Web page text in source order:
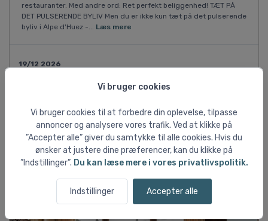
Vi bruger cookies
Vi bruger cookies til at forbedre din oplevelse, tilpasse
annoncer og analysere vores trafik. Ved at klikke på
”Accepter alle” giver du samtykke til alle cookies. Hvis du
ønsker at justere dine præferencer, kan du klikke på
”Indstillinger”. Du kan læse mere i vores privatlivspolitik.
Indstillinger Accepter alle
restauranter. Med andre ord: Ret perfekt beliggenhed! TÆT PÅ
DET PULSERENDE BYLIV Men du er ikke kun tæt på det pulserende
byliv i Alpe d'Huez -... Læs mere
19/12 2026
Fly fra København Kastrup
DKK 8.717
pr. person ved 7 pers.
Vis flere rejsemuligheder ↓
Flere billeder